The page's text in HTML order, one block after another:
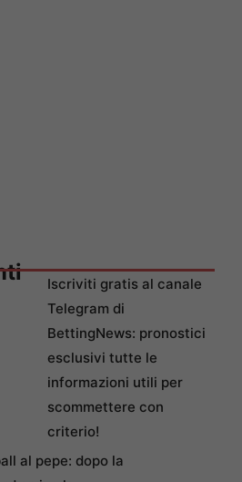
Iscriviti gratis al canale
Telegram di
BettingNews: pronostici
esclusivi tutte le
informazioni utili per
scommettere con
criterio!
al pepe: dopo la